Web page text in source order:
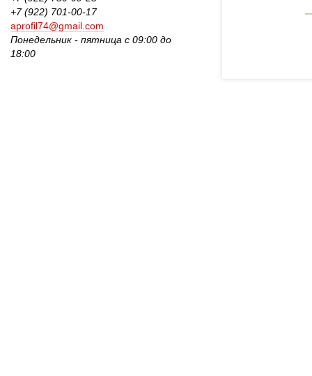
+7 (922) 701-00-17
aprofil74@gmail.com
Понедельник - пятница с 09:00 до
18:00